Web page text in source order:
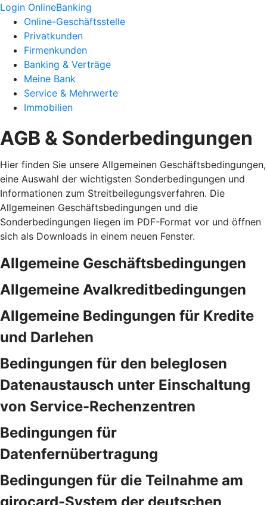
Login OnlineBanking
Online-Geschäftsstelle
Privatkunden
Firmenkunden
Banking & Verträge
Meine Bank
Service & Mehrwerte
Immobilien
AGB & Sonderbedingungen
Hier finden Sie unsere Allgemeinen Geschäftsbedingungen,
eine Auswahl der wichtigsten Sonderbedingungen und
Informationen zum Streitbeilegungsverfahren. Die
Allgemeinen Geschäftsbedingungen und die
Sonderbedingungen liegen im PDF-Format vor und öffnen
sich als Downloads in einem neuen Fenster.
Allgemeine Geschäftsbedingungen
Allgemeine Avalkreditbedingungen
Allgemeine Bedingungen für Kredite
und Darlehen
Bedingungen für den beleglosen
Datenaustausch unter Einschaltung
von Service-Rechenzentren
Bedingungen für
Datenfernübertragung
Bedingungen für die Teilnahme am